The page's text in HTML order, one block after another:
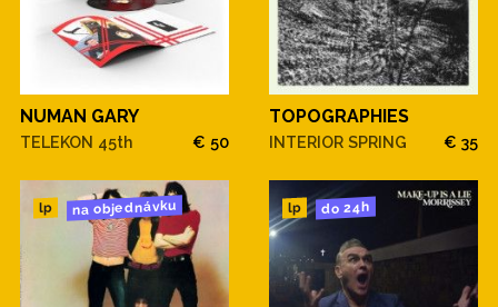
NUMAN GARY
TELEKON 45th € 50
TOPOGRAPHIES
INTERIOR SPRING € 35
lp na objednávku lp do 24h